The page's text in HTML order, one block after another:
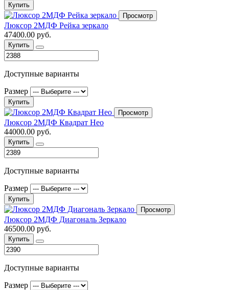
Купить
Просмотр
Люксор 2МДФ Рейка зеркало
47400.00 руб.
Купить
Доступные варианты
Размер
Купить
Просмотр
Люксор 2МДФ Квадрат Нео
44000.00 руб.
Купить
Доступные варианты
Размер
Купить
Просмотр
Люксор 2МДФ Диагональ Зеркало
46500.00 руб.
Купить
Доступные варианты
Размер